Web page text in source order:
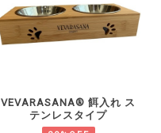
VEVARASANA®︎ 餌入れ ス
テンレスタイプ